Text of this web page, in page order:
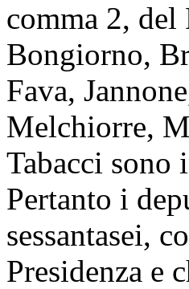
comma 2, del
Bongiorno,
Fava,
Melchiorre,
Tabacci sono
Pertanto i
sessantasei,
Presidenza e